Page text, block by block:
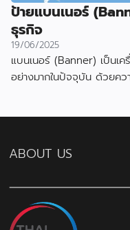
ป้ายแบนเนอร์
ธุรกิจ
19/06/2025
แบนเนอร์ (Banner) เป็นเ
อย่างมากในปัจจุบัน ด้วยคว
ABOUT US